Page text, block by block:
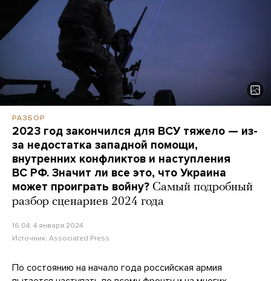
РАЗБОР
2023 год закончился для ВСУ тяжело — из-
за недостатка западной помощи,
внутренних конфликтов и наступления
ВС РФ. Значит ли все это, что Украина
может проиграть войну? Самый подробный
разбор сценариев 2024 года
16:04, 4 января 2024
Источник: Associated Press
По состоянию на начало года российская армия